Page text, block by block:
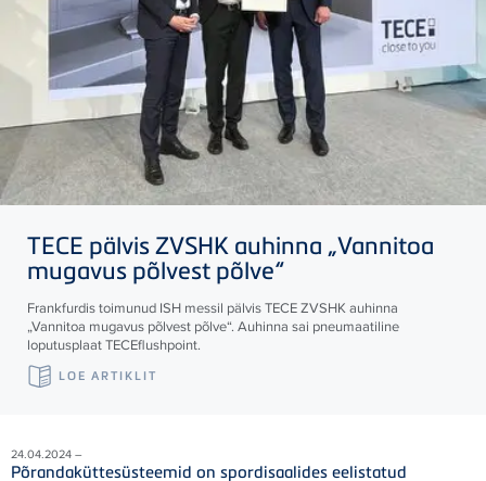
TECE pälvis ZVSHK auhinna „Vannitoa
mugavus põlvest põlve“
Frankfurdis toimunud ISH messil pälvisTECEZVSHK auhinna
„Vannitoa mugavus põlvest põlve“. Auhinna sai pneumaatiline
loputusplaatTECEflushpoint.
LOE ARTIKLIT
24.04.2024 –
Põrandaküttesüsteemid on spordisaalides eelistatud